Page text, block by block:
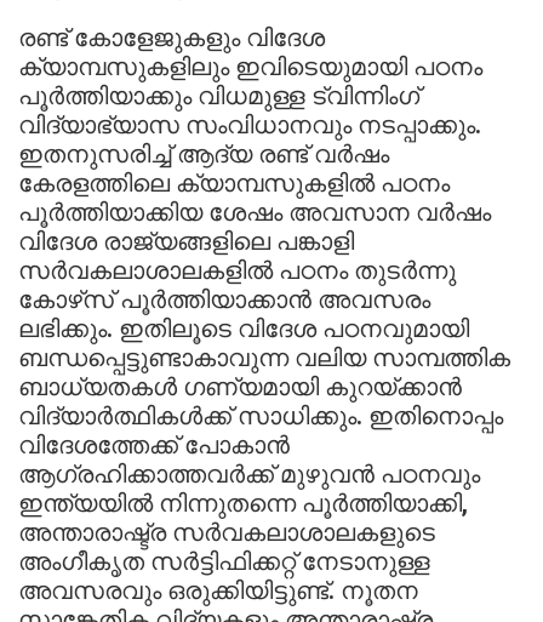
രണ്ട് കോളേജുകളും വിദേശ
ക്യാമ്പസുകളിലും ഇവിടെയുമായി പഠനം
പൂര്‍ത്തിയാക്കും വിധമുള്ള ട്വിന്നിംഗ്
വിദ്യാഭ്യാസ സംവിധാനവും നടപ്പാക്കും.
ഇതനുസരിച്ച് ആദ്യ രണ്ട് വര്‍ഷം
കേരളത്തിലെ ക്യാമ്പസുകളില്‍ പഠനം
പൂര്‍ത്തിയാക്കിയ ശേഷം അവസാന വര്‍ഷം
വിദേശ രാജ്യങ്ങളിലെ പങ്കാളി
സര്‍വകലാശാലകളില്‍ പഠനം തുടര്‍ന്നു
കോഴ്‌സ് പൂര്‍ത്തിയാക്കാന്‍ അവസരം
ലഭിക്കും. ഇതിലൂടെ വിദേശ പഠനവുമായി
ബന്ധപ്പെട്ടുണ്ടാകാവുന്ന വലിയ സാമ്പത്തിക
ബാധ്യതകള്‍ ഗണ്യമായി കുറയ്ക്കാന്‍
വിദ്യാര്‍ത്ഥികള്‍ക്ക് സാധിക്കും. ഇതിനൊപ്പം
വിദേശത്തേക്ക് പോകാന്‍
ആഗ്രഹിക്കാത്തവര്‍ക്ക് മുഴുവന്‍ പഠനവും
ഇന്ത്യയില്‍ നിന്നുതന്നെ പൂര്‍ത്തിയാക്കി,
അന്താരാഷ്ട്ര സര്‍വകലാശാലകളുടെ
അംഗീകൃത സര്‍ട്ടിഫിക്കറ്റ് നേടാനുള്ള
അവസരവും ഒരുക്കിയിട്ടുണ്ട്. നൂതന